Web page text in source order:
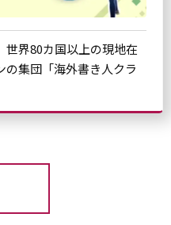
世界80カ国以上の現地在
の集団「海外書き人クラ